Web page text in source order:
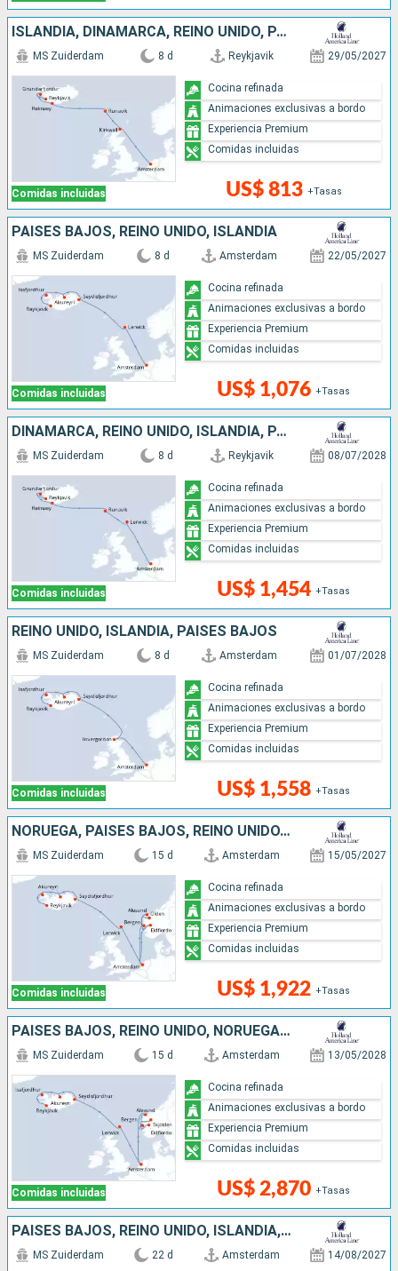
ISLANDIA, DINAMARCA, REINO UNIDO, PAISES BAJOS
Comidas incluidas
MS Zuiderdam 8 d Reykjavik 29/05/2027
US$ 813 +Tasas
Cocina refinada
Animaciones exclusivas a bordo
Experiencia Premium
Comidas incluidas
PAISES BAJOS, REINO UNIDO, ISLANDIA
Comidas incluidas
MS Zuiderdam 8 d Amsterdam 22/05/2027
US$ 1,076 +Tasas
Cocina refinada
Animaciones exclusivas a bordo
Experiencia Premium
Comidas incluidas
DINAMARCA, REINO UNIDO, ISLANDIA, PAISES BAJOS
Comidas incluidas
MS Zuiderdam 8 d Reykjavik 08/07/2028
US$ 1,454 +Tasas
Cocina refinada
Animaciones exclusivas a bordo
Experiencia Premium
Comidas incluidas
REINO UNIDO, ISLANDIA, PAISES BAJOS
Comidas incluidas
MS Zuiderdam 8 d Amsterdam 01/07/2028
US$ 1,558 +Tasas
Cocina refinada
Animaciones exclusivas a bordo
Experiencia Premium
Comidas incluidas
NORUEGA, PAISES BAJOS, REINO UNIDO, ISLANDIA
Comidas incluidas
MS Zuiderdam 15 d Amsterdam 15/05/2027
US$ 1,922 +Tasas
Cocina refinada
Animaciones exclusivas a bordo
Experiencia Premium
Comidas incluidas
PAISES BAJOS, REINO UNIDO, NORUEGA, ISLANDIA
Comidas incluidas
MS Zuiderdam 15 d Amsterdam 13/05/2028
US$ 2,870 +Tasas
Cocina refinada
Animaciones exclusivas a bordo
Experiencia Premium
Comidas incluidas
PAISES BAJOS, REINO UNIDO, ISLANDIA, GROENLANDIA, CANADÁ, ESTADOS UNIDOS
MS Zuiderdam 22 d Amsterdam 14/08/2027